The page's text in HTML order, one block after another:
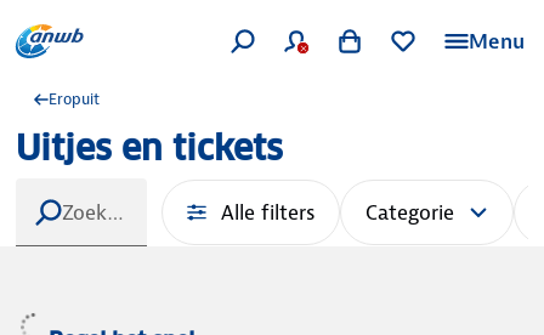
Menu
Eropuit
Uitjes en tickets
Alle filters Categorie